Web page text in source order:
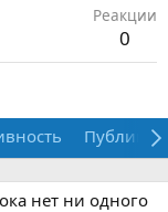
Реакции
0
нет ни одного